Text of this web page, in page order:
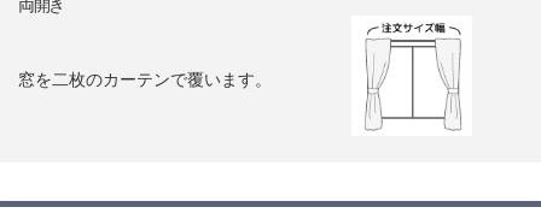
両開き
窓を二枚のカーテンで覆います。